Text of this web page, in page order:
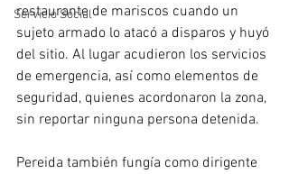
Servicio Social
restaurante de mariscos cuando un
sujeto armado lo atacó a disparos y huyó
del sitio. Al lugar acudieron los servicios
de emergencia, así como elementos de
seguridad, quienes acordonaron la zona,
sin reportar ninguna persona detenida.
Pereida también fungía como dirigente